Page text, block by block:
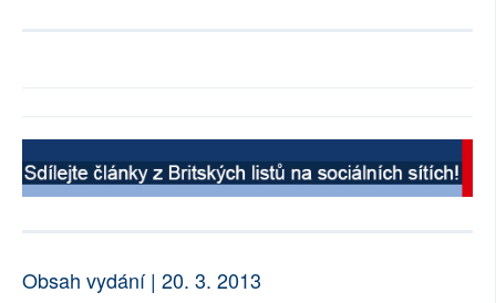
Obsah vydání | 20. 3. 2013